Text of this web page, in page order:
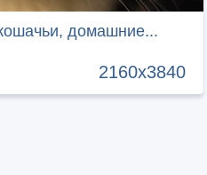
домашние...
2160x3840